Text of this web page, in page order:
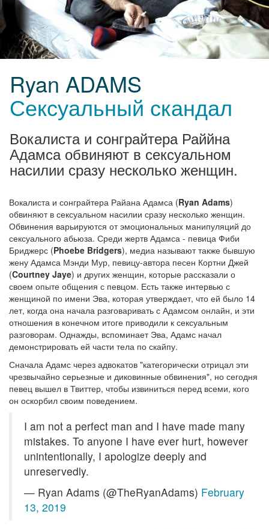
Ryan ADAMS
Сексуальный скандал
Вокалиста и сонграйтера Раййна
Адамса обвиняют в сексуальном
насилии сразу несколько женщин.
Вокалиста и сонграйтера Райана Адамса (Ryan Adams)
обвиняют в сексуальном насилии сразу несколько женщин.
Обвинения варьируются от эмоциональных манипуляций до
сексуального абьюза. Среди жертв Адамса - певица Фиби
Бриджерс (Phoebe Bridgers), медиа называют также бывшую
жену Адамса Мэнди Мур, певицу-автора песен Кортни Джей
(Courtney Jaye) и других женщин, которые рассказали о
своем опыте общения с певцом. Есть также интервью с
женщиной по имени Эва, которая утверждает, что ей было 14
лет, когда она начала разговаривать с Адамсом онлайн, и эти
отношения в конечном итоге приводили к сексуальным
разговорам. Однажды, вспоминает Эва, Адамс начал
демонстрировать ей части тела по скайпу.
Сначала Адамс через адвокатов "категорически отрицал эти
чрезвычайно серьезные и диковинные обвинения", но сегодня
певец вышел в Твиттер, чтобы извиниться перед всеми, кого
он оскорбил своим поведением.
I am not a perfect man and I have made many
mistakes. To anyone I have ever hurt, however
unintentionally, I apologize deeply and
unreservedly.
— Ryan Adams (@TheRyanAdams) February
13, 2019